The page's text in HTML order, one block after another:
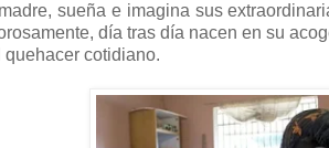
sueña e imagina sus
día tras día nacen en su
cotidiano.